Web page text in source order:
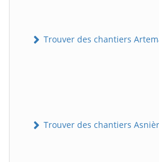
Trouver des chantiers
Trouver des chantiers